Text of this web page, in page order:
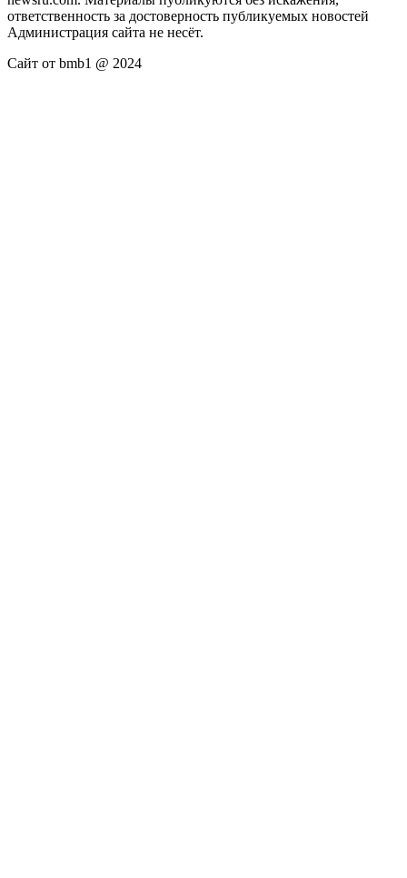
ответственность за достоверность публикуемых новостей
Администрация сайта не несёт.
Сайт от bmb1 @ 2024